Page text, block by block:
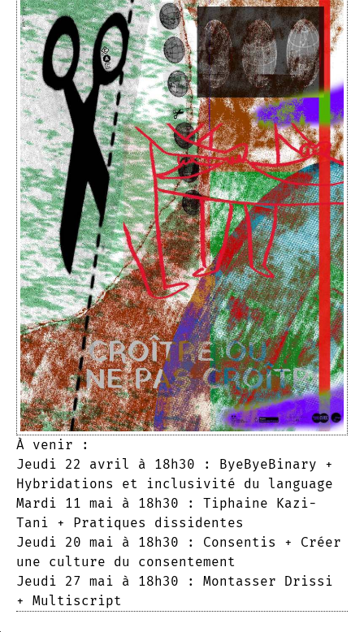
À venir :
Jeudi 22 avril à 18h30 : ByeByeBinary +
Hybridations et inclusivité du language
Mardi 11 mai à 18h30 : Tiphaine Kazi-
Tani + Pratiques dissidentes
Jeudi 20 mai à 18h30 : Consentis + Créer
une culture du consentement
Jeudi 27 mai à 18h30 : Montasser Drissi
+ Multiscript